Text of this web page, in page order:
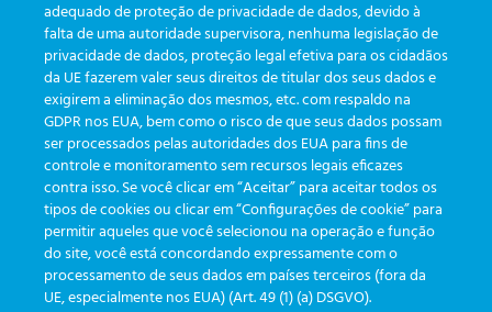
KATEGORIEN
Aktualisierungen(19)
Veranstaltungen(19)
Funktionalitäten(35)
Newsletter (111)
TAGS
adequado de proteção de privacidade de dados, devido à
falta de uma autoridade supervisora, nenhuma legislação de
privacidade de dados, proteção legal efetiva para os cidadãos
da UE fazerem valer seus direitos de titular dos seus dados e
exigirem a eliminação dos mesmos, etc. com respaldo na
GDPR nos EUA, bem como o risco de que seus dados possam
ser processados pelas autoridades dos EUA para fins de
controle e monitoramento sem recursos legais eficazes
contra isso. Se você clicar em “Aceitar” para aceitar todos os
tipos de cookies ou clicar em “Configurações de cookie” para
permitir aqueles que você selecionou na operação e função
do site, você está concordando expressamente com o
processamento de seus dados em países terceiros (fora da
UE, especialmente nos EUA) (Art. 49 (1) (a) DSGVO).